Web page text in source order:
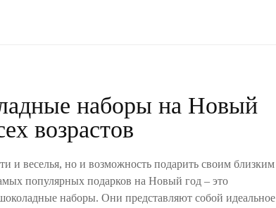
наборы на Новый
возрастов
и веселья, но и возможность подарить своим близким
популярных подарков на Новый год – это
наборы. Они представляют собой идеальное